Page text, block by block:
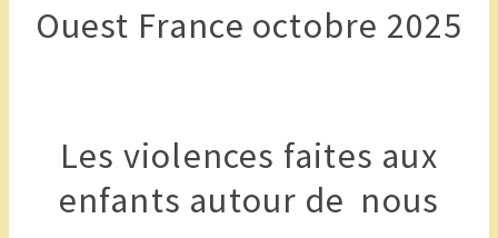
Ouest France octobre 2025
Les violences faites aux
enfants autour de nous